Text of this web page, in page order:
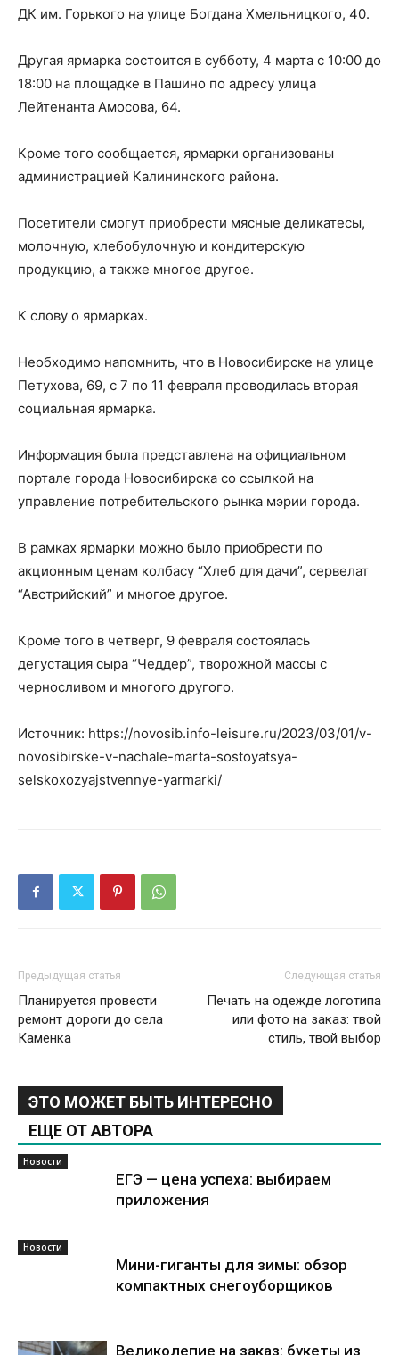
ДК им. Горького на улице Богдана Хмельницкого, 40.
Другая ярмарка состоится в субботу, 4 марта с 10:00 до
18:00 на площадке в Пашино по адресу улица
Лейтенанта Амосова, 64.
Кроме того сообщается, ярмарки организованы
администрацией Калининского района.
Посетители смогут приобрести мясные деликатесы,
молочную, хлебобулочную и кондитерскую
продукцию, а также многое другое.
К слову о ярмарках.
Необходимо напомнить, что в Новосибирске на улице
Петухова, 69, с 7 по 11 февраля проводилась вторая
социальная ярмарка.
Информация была представлена на официальном
портале города Новосибирска со ссылкой на
управление потребительского рынка мэрии города.
В рамках ярмарки можно было приобрести по
акционным ценам колбасу “Хлеб для дачи”, сервелат
“Австрийский” и многое другое.
Кроме того в четверг, 9 февраля состоялась
дегустация сыра “Чеддер”, творожной массы с
черносливом и многого другого.
Источник: https://novosib.info-leisure.ru/2023/03/01/v-
novosibirske-v-nachale-marta-sostoyatsya-
selskoxozyajstvennye-yarmarki/
Предыдущая статья
Планируется провести
ремонт дороги до села
Каменка
Следующая статья
Печать на одежде логотипа
или фото на заказ: твой
стиль, твой выбор
ЭТО МОЖЕТ БЫТЬ ИНТЕРЕСНО
ЕЩЕ ОТ АВТОРА
Новости
ЕГЭ — цена успеха: выбираем
приложения
Новости
Мини-гиганты для зимы: обзор
компактных снегоуборщиков
Великолепие на заказ: букеты из